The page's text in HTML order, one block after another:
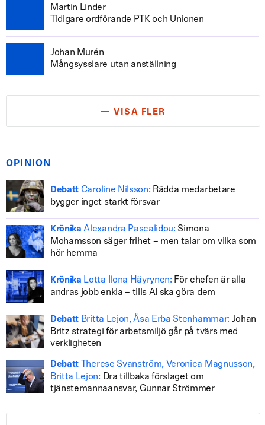
Martin Linder
Tidigare ordförande PTK och Unionen
Johan Murén
Mångsysslare utan anställning
VISA FLER
OPINION
Debatt Caroline Nilsson: Rädda medarbetare
bygger inget starkt försvar
Krönika Alexandra Pascalidou: Simona
Mohamsson säger frihet – men talar om vilka som
hör hemma
Krönika Lotta Ilona Häyrynen: För chefen är alla
andras jobb enkla – tills AI ska göra dem
Debatt Britta Lejon, Åsa Erba Stenhammar: Johan
Britz strategi för arbetsmiljö går på tvärs med
verkligheten
Debatt
Therese Svanström, Veronica Magnusson,
Britta Lejon: Dra tillbaka förslaget om
tjänstemannaansvar, Gunnar Strömmer